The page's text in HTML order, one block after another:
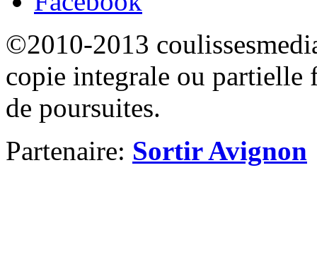
©2010-2013
copie integrale ou partielle
de poursuites.
Partenaire: Sortir Avignon